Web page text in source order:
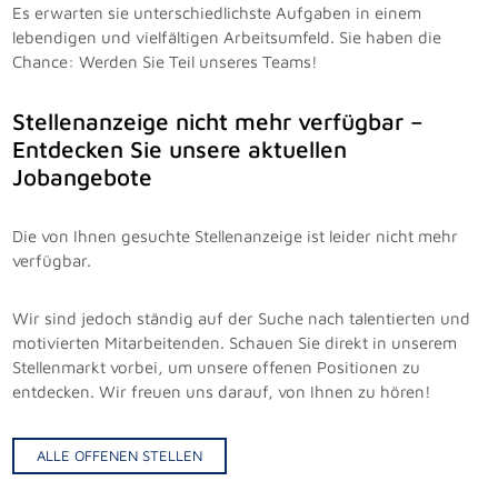
Es erwarten sie unterschiedlichste Aufgaben in einem
lebendigen und vielfältigen Arbeitsumfeld. Sie haben die
Chance: Werden Sie Teil unseres Teams!
Stellenanzeige nicht mehr verfügbar –
Entdecken Sie unsere aktuellen
Jobangebote
Die von Ihnen gesuchte Stellenanzeige ist leider nicht mehr
verfügbar.
Wir sind jedoch ständig auf der Suche nach talentierten und
motivierten Mitarbeitenden. Schauen Sie direkt in unserem
Stellenmarkt vorbei, um unsere offenen Positionen zu
entdecken. Wir freuen uns darauf, von Ihnen zu hören!
ALLE OFFENEN STELLEN